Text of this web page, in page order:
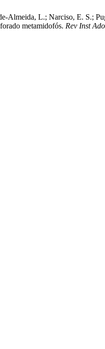
Almeida, L.; Narciso, E. S.;
metamidofós. Rev Inst